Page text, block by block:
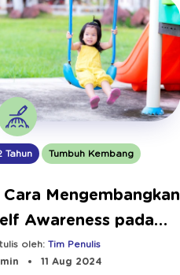
Tahun Tumbuh Kembang
Cara Mengembangkan
Awareness pada
oleh: Tim Penulis
11 Aug 2024